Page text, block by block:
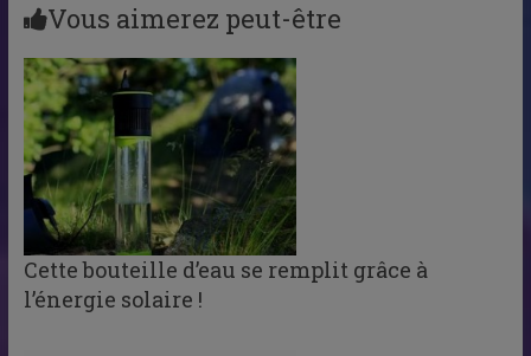
Vous aimerez peut-être
Cette bouteille d’eau se remplit grâce à
l’énergie solaire !